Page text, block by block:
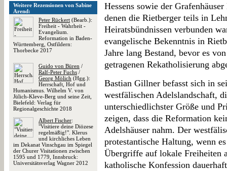
Weitere Rezensionen von Sabine
Arend:
Peter Rückert (Bearb.):
Freiheit - Wahrheit -
Evangelium.
Reformation in Baden-
Württemberg, Ostfildern:
Thorbecke 2017
Guido von Büren /
Ralf-Peter Fuchs /
Georg Mölich (Hgg.):
Herrschaft, Hof und
Humanismus. Wilhelm V. von
Jülich-Kleve-Berg und seine Zeit,
Bielefeld: Verlag für
Regionalgeschichte 2018
Albert Fischer:
"Visitiere deine Diözese
regelmäßig!". Klerus
und kirchliches Leben
im Dekanat Vinschgau im Spiegel
der Churer Visitationen zwischen
1595 und 1779, Innsbruck:
Universitätsverlag Wagner 2012
Hessens sowie der
denen die Rietberger teils in
Heiratsbündnissen verbunden
evangelische Bekenntnis in
Jahre lang Bestand, bevor es
getragenen Rekatholisierung
Bastian Gillner befasst sich in
westfälischen Adelslandschaft,
unterschiedlichster Größe und
zeigen, dass die Reformation
Adelshäuser nahm. Der
protestantische Haltung, wenn
Übergriffe auf lokale Freiheiten
katholische Konfession